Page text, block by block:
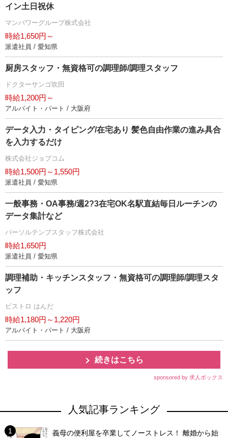
イン土日祝休
マンパワーグループ株式会社
時給1,650円～
派遣社員 / 愛知県
厨房スタッフ・無資格可の調理師/調理スタッフ
ドクターサンゴ吹田
時給1,200円～
アルバイト・パート / 大阪府
データ入力・タイピング/在宅あり 髪色自由作業の進み具合
を入力するだけ
株式会社ジョブコム
時給1,500円～1,550円
派遣社員 / 愛知県
一般事務・OA事務/週2?3在宅OK名駅直結毎日ルーチンの
データ集計など
パーソルテンプスタッフ株式会社
時給1,650円
派遣社員 / 愛知県
調理補助・キッチンスタッフ・無資格可の調理師/調理スタ
ッフ
ビストロ はんだ
時給1,180円～1,220円
アルバイト・パート / 大阪府
続きはこちら
sponsored by 求人ボックス
人気記事ランキング
義母の便利屋を卒業してノーストレス！ 離婚から始